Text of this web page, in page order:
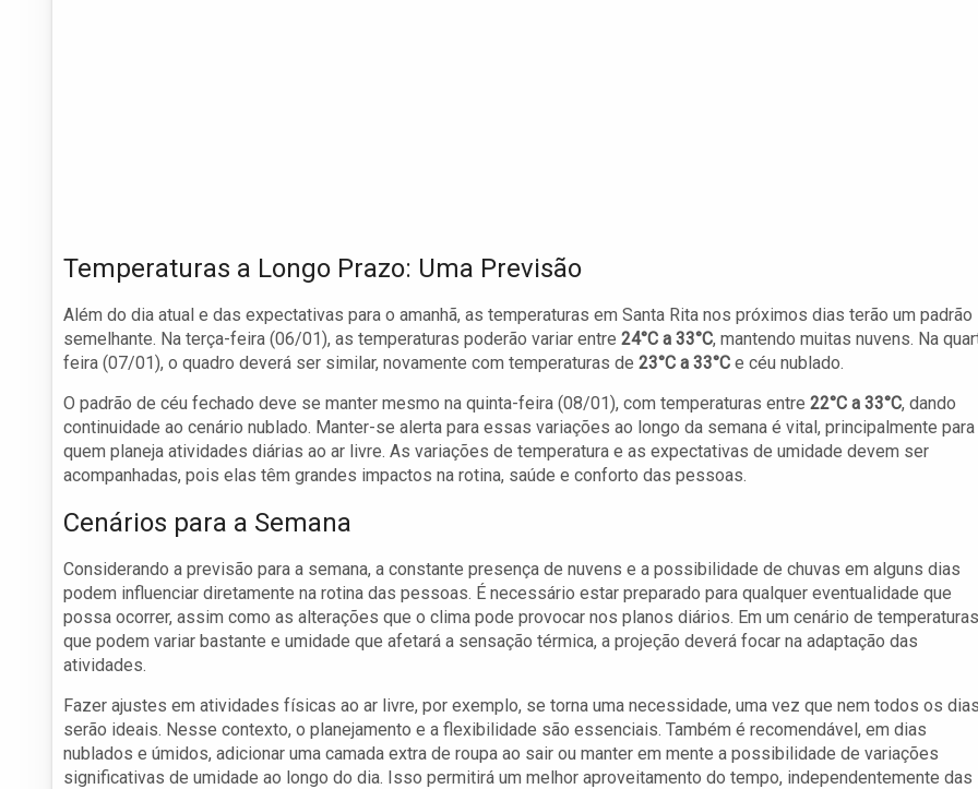
Temperaturas a Longo Prazo: Uma Previsão
Além do dia atual e das expectativas para o amanhã, as temperaturas em Santa Rita nos próximos dias terão um padrão
semelhante. Na terça-feira (06/01), as temperaturas poderão variar entre 24°C a 33°C, mantendo muitas nuvens. Na
feira (07/01), o quadro deverá ser similar, novamente com temperaturas de 23°C a 33°C e céu nublado.
O padrão de céu fechado deve se manter mesmo na quinta-feira (08/01), com temperaturas entre 22°C a 33°C, dando
continuidade ao cenário nublado. Manter-se alerta para essas variações ao longo da semana é vital, principalmente para
quem planeja atividades diárias ao ar livre. As variações de temperatura e as expectativas de umidade devem ser
acompanhadas, pois elas têm grandes impactos na rotina, saúde e conforto das pessoas.
Cenários para a Semana
Considerando a previsão para a semana, a constante presença de nuvens e a possibilidade de chuvas em alguns dias
podem influenciar diretamente na rotina das pessoas. É necessário estar preparado para qualquer eventualidade que
possa ocorrer, assim como as alterações que o clima pode provocar nos planos diários. Em um cenário de temperaturas
que podem variar bastante e umidade que afetará a sensação térmica, a projeção deverá focar na adaptação das
atividades.
Fazer ajustes em atividades físicas ao ar livre, por exemplo, se torna uma necessidade, uma vez que nem todos os
serão ideais. Nesse contexto, o planejamento e a flexibilidade são essenciais. Também é recomendável, em dias
nublados e úmidos, adicionar uma camada extra de roupa ao sair ou manter em mente a possibilidade de variações
significativas de umidade ao longo do dia. Isso permitirá um melhor aproveitamento do tempo, independentemente das